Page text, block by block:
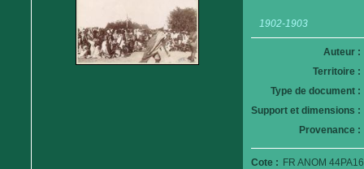
1902-1903
Auteur :
Territoire :
Type de document :
Support et dimensions :
Provenance :
Cote : FR ANOM